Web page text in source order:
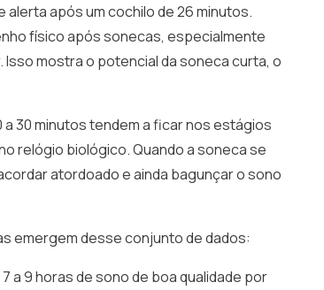
após um cochilo de 26 minutos.
físico após sonecas, especialmente
mostra o potencial da soneca curta, o
30 minutos tendem a ficar nos estágios
relógio biológico. Quando a soneca se
atordoado e ainda bagunçar o sono
emergem desse conjunto de dados:
a 9 horas de sono de boa qualidade por